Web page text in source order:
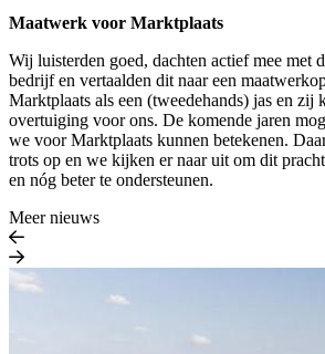
Maatwerk voor Marktplaats
Wij luisterden goed, dachten actief mee met
bedrijf en vertaalden dit naar een
Marktplaats als een (tweedehands) jas en zij
overtuiging voor ons. De komende jaren
we voor Marktplaats kunnen betekenen.
trots op en we kijken er naar uit om dit
en nóg beter te ondersteunen.
Meer nieuws